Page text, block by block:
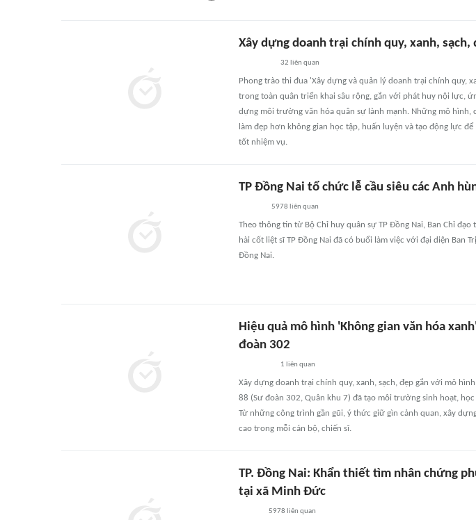
Xây dựng doanh trại chính quy, xanh, sạch,
32 liên quan
Phong trào thi đua 'Xây dựng và quản lý doanh trại chính quy,
trong toàn quân triển khai sâu rộng, gắn với phát huy nội lực,
dựng môi trường văn hóa quân sự lành mạnh. Những mô hình,
làm đẹp hơn không gian học tập, huấn luyện và tạo động lực
tốt nhiệm vụ.
TP Đồng Nai tổ chức lễ cầu siêu các Anh
5978 liên quan
Theo thông tin từ Bộ Chỉ huy quân sự TP Đồng Nai, Ban Chỉ
hài cốt liệt sĩ TP Đồng Nai đã có buổi làm việc với đại diện Ban
Đồng Nai.
Hiệu quả mô hình 'Không gian văn hóa
đoàn 302
1 liên quan
Xây dựng doanh trại chính quy, xanh, sạch, đẹp gắn với mô
88 (Sư đoàn 302, Quân khu 7) đã tạo môi trường sinh hoạt,
Từ những công trình gần gũi, ý thức giữ gìn cảnh quan, xây
cao trong mỗi cán bộ, chiến sĩ.
TP. Đồng Nai: Khẩn thiết tìm nhân chứng
tại xã Minh Đức
5978 liên quan